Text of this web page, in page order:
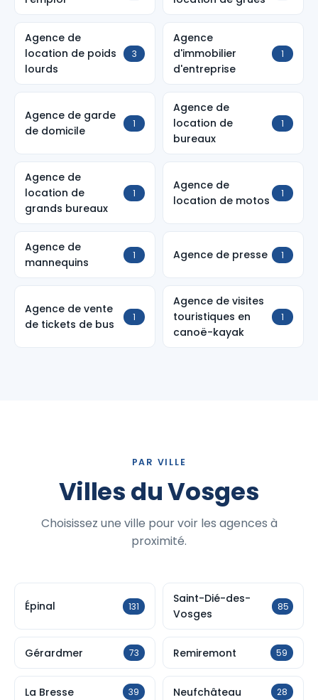
Agence de
location de poids
lourds
3
Agence
d'immobilier
d'entreprise
1
Agence de garde
de domicile
1
Agence de
location de
bureaux
1
Agence de
location de
grands bureaux
1
Agence de
location de motos
1
Agence de
mannequins
1 Agence de presse 1
Agence de vente
de tickets de bus
1
Agence de visites
touristiques en
canoë-kayak
1
PAR VILLE
Villes du Vosges
Choisissez une ville pour voir les agences à
proximité.
Épinal 131
Saint-Dié-des-
Vosges
85
Gérardmer 73 Remiremont 59
La Bresse 39 Neufchâteau 28